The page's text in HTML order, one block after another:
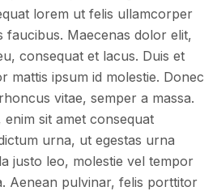
lorem ut felis ullamcorper
faucibus. Maecenas dolor elit,
consequat et lacus. Duis et
mattis ipsum id molestie. Donec
vitae, semper a massa.
sit amet consequat
urna, ut egestas urna
justo leo, molestie vel tempor
Aenean pulvinar, felis porttitor